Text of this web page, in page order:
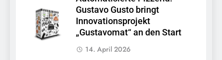
Gustavo Gusto bringt
Innovationsprojekt
„Gustavomat“ an den Start
14. April 2026